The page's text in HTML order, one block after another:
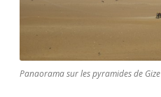
Panaorama sur les pyramides de Gize